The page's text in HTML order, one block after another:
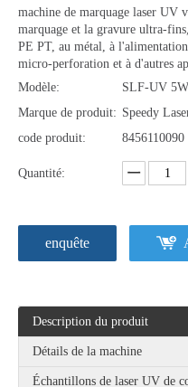
machine de marquage laser UV
marquage et la gravure ultra-
PE PT, au métal, à
micro-perforation et à d'autres
Modèle:
SLF-UV 5W
Marque de produit: Speedy
code produit:
8456110090
Quantité:
enquête
Description du produit
Détails de la machine
Échantillons de laser UV de